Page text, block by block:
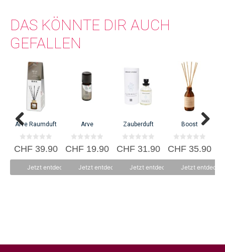
DAS KÖNNTE DIR AUCH
GEFALLEN
Arve Raumduft
0
v
CHF39.90
Jetzt entdecken
Arve
0
v
CHF19.90
Jetzt entdecken
Zauberduft
0
v
CHF31.90
Jetzt entdecken
Boost
0
v
CHF35.90
Jetzt